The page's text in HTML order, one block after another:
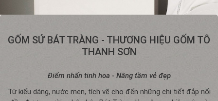
GỐM SỨ BÁT TRÀNG - THƯƠNG HIỆU GỐM TÔ
THANH SƠN
Điểm nhấn tinh hoa - Nâng tầm vẻ đẹp
Từ kiểu dáng, nước men, tích vẽ cho đến những chi tiết đắp nổi